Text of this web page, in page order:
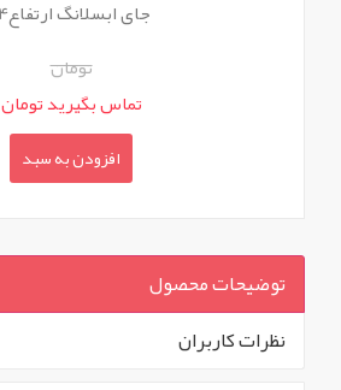
جای ابسلانگ ارتفاع14
تومان
تماس بگیرید تومان
افزودن به سبد
توضیحات محصول
نظرات کاربران